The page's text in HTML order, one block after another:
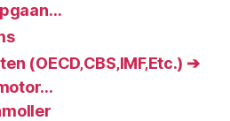
(OECD‚CBS‚IMF‚Etc.) ➔